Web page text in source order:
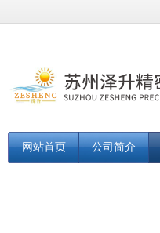
网站首页 公司简介